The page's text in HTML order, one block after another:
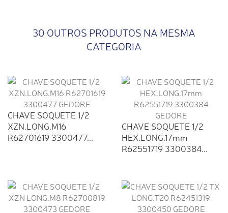
30 OUTROS PRODUTOS NA MESMA
CATEGORIA
CHAVE SOQUETE 1/2
XZN.LONG.M16
R62701619 3300477...
CHAVE SOQUETE 1/2
HEX.LONG.17mm
R62551719 3300384...